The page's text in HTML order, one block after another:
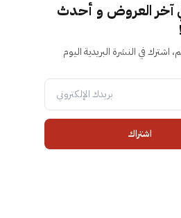
آخر العروض و أحدث
في النشرة البريدية اليوم
اشتراك